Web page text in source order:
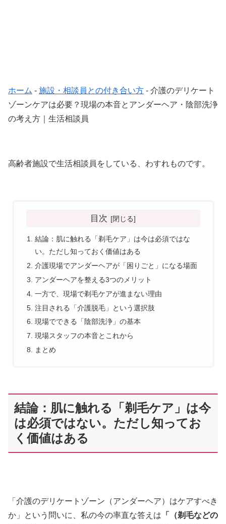
ホーム - 施設・相談員との付き合い方 - 介護のデリケート
ゾーンケアは必要？現場の本音とアンダーヘア・陰部洗浄
の考え方｜生活相談員
高齢者施設で生活相談員をしている、わすれものです。
目次
結論：肌に触れる「剃毛ケア」は今は必須ではな
い。ただし知っておく価値はある
介護現場でアンダーヘアが「困りごと」になる場面
アンダーヘアを整える3つのメリット
一方で、現場で剃毛ケアが進まない理由
注目される「介護脱毛」という選択肢
現場でできる「陰部洗浄」の基本
現場スタッフの本音とこれから
まとめ
結論：肌に触れる「剃毛ケア」は今
は必須ではない。ただし知ってお
く価値はある
「介護のデリケートゾーン（アンダーヘア）はケアすべき
か」という問いに、私の今の率直な答えは 「（剃毛などの